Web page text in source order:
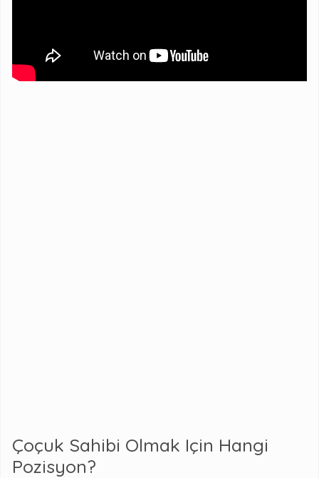
Çoçuk Sahibi Olmak Için Hangi
Pozisyon?